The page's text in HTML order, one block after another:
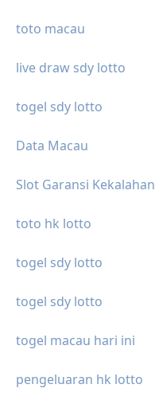
toto macau
live draw sdy lotto
togel sdy lotto
Data Macau
Slot Garansi Kekalahan
toto hk lotto
togel sdy lotto
togel sdy lotto
togel macau hari ini
pengeluaran hk lotto